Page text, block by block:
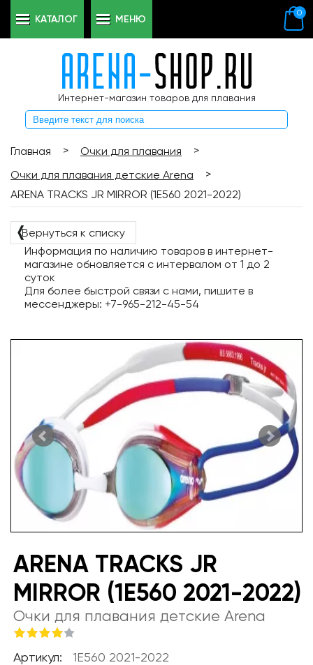
Интернет-магазин товаров для плавания
0
КАТАЛОГ МЕНЮ
Главная > Очки для плавания
>
Очки для плавания детские Arena
>
ARENA TRACKS JR MIRROR (1E560 2021-2022)
❬Вернуться к списку
Информация по наличию товаров в интернет-
магазине обновляется с интервалом от 1 до 2
суток
Для более быстрой связи с нами, пишите в
мессенджеры: +7-965-212-45-54
ARENA TRACKS JR
MIRROR (1E560 2021-2022)
Очки для плавания детские Arena
Артикул: 1E560 2021-2022